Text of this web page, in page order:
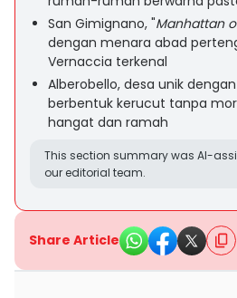
San Gimignano, "Manhattan
dengan menara abad
Vernaccia terkenal
Alberobello, desa unik
berbentuk kerucut tanpa
hangat dan ramah
This section summary was AI-
our editorial team.
Share Article